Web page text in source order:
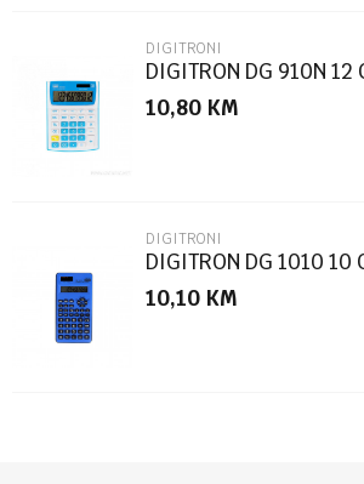
POŠALJI
DIGITRONI
DIGITRON DG 910N 12
10,80 KM
DIGITRONI
DIGITRON DG 1010 10
10,10 KM